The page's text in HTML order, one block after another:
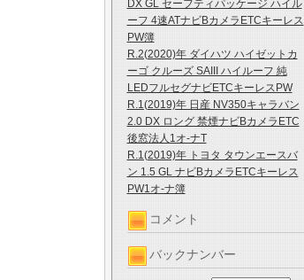
DX GL セーフティパッケージ ハイル
ーフ 4速ATナビBカメラETCキーレス
PW簿
R.2(2020)年 ダイハツ ハイゼットカ
ーゴ クルーズ SAIII ハイルーフ 純
LEDフルセグナビETCキーレスPW
R.1(2019)年 日産 NV350キャラバン
2.0 DX ロング 禁煙ナビBカメラETC
後窓法人1オ-ナT
R.1(2019)年 トヨタ タウンエースバ
ン 1.5 GL ナビBカメラETCキーレス
PW1オ-ナ簿
コメント
バックナンバー